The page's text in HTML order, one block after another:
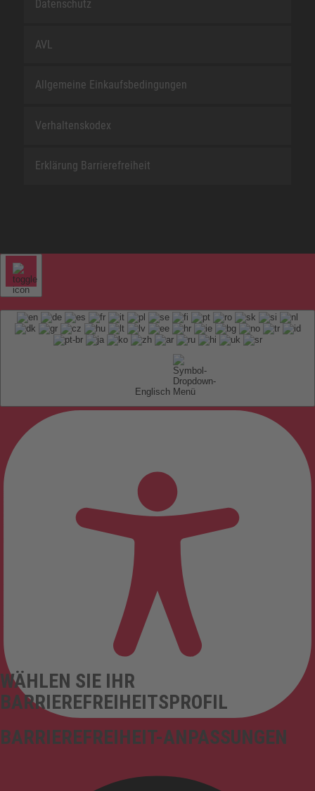
Datenschutz
AVL
Allgemeine Einkaufsbedingungen
Verhaltenskodex
Erklärung Barrierefreiheit
Englisch
BARRIEREFREIHEIT-ANPASSUNGEN
WÄHLEN SIE IHR
BARRIEREFREIHEITSPROFIL